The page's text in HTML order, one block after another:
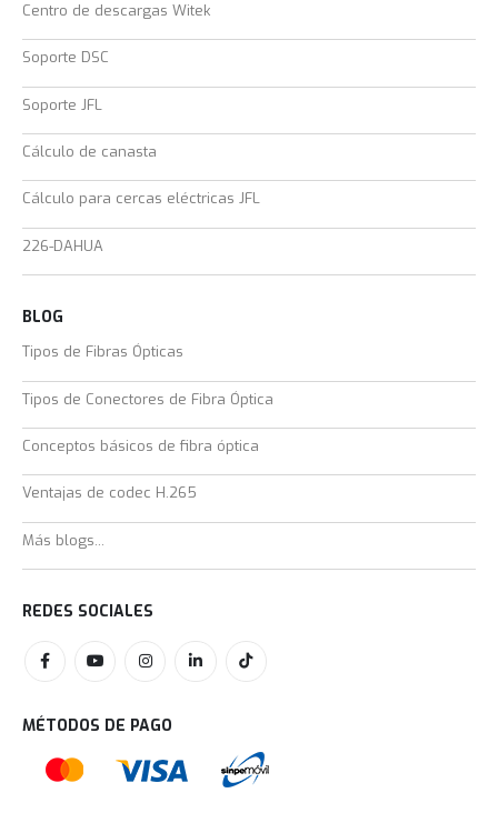
Centro de descargas Witek
Soporte DSC
Soporte JFL
Cálculo de canasta
Cálculo para cercas eléctricas JFL
226-DAHUA
BLOG
Tipos de Fibras Ópticas
Tipos de Conectores de Fibra Óptica
Conceptos básicos de fibra óptica
Ventajas de codec H.265
Más blogs...
REDES SOCIALES
MÉTODOS DE PAGO